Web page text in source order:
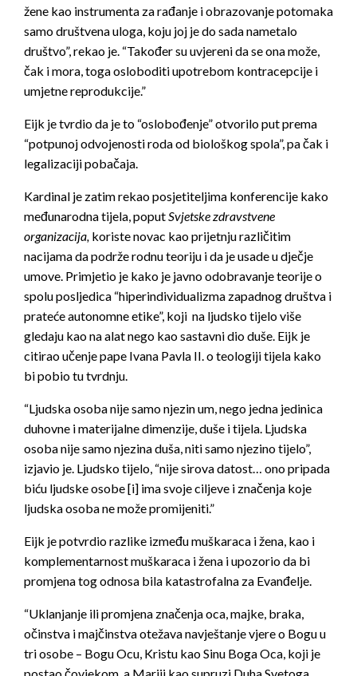
žene kao instrumenta za rađanje i obrazovanje potomaka
samo društvena uloga, koju joj je do sada nametalo
društvo”, rekao je. “Također su uvjereni da se ona može,
čak i mora, toga osloboditi upotrebom kontracepcije i
umjetne reprodukcije.”
Eijk je tvrdio da je to “oslobođenje” otvorilo put prema
“potpunoj odvojenosti roda od biološkog spola”, pa čak i
legalizaciji pobačaja.
Kardinal je zatim rekao posjetiteljima konferencije kako
međunarodna tijela, poputSvjetske zdravstvene
organizacija, koriste novac kao prijetnju različitim
nacijama da podrže rodnu teoriju i da je usade u dječje
umove. Primjetio je kako je javno odobravanje teorije o
spolu posljedica “hiperindividualizma zapadnog društva i
prateće autonomne etike”, koji na ljudsko tijelo više
gledaju kao na alat nego kao sastavni dio duše. Eijk je
citirao učenje pape Ivana Pavla II. o teologiji tijela kako
bi pobio tu tvrdnju.
“Ljudska osoba nije samo njezin um, nego jedna jedinica
duhovne i materijalne dimenzije, duše i tijela. Ljudska
osoba nije samo njezina duša, niti samo njezino tijelo”,
izjavio je. Ljudsko tijelo, “nije sirova datost… ono pripada
biću ljudske osobe [i] ima svoje ciljeve i značenja koje
ljudska osoba ne može promijeniti.”
Eijk je potvrdio razlike između muškaraca i žena, kao i
komplementarnost muškaraca i žena i upozorio da bi
promjena tog odnosa bila katastrofalna za Evanđelje.
“Uklanjanje ili promjena značenja oca, majke, braka,
očinstva i majčinstva otežava navještanje vjere o Bogu u
tri osobe – Bogu Ocu, Kristu kao Sinu Boga Oca, koji je